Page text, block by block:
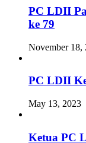
PC LDII
ke 79
November 18,
PC LDII
May 13, 2023
Ketua PC